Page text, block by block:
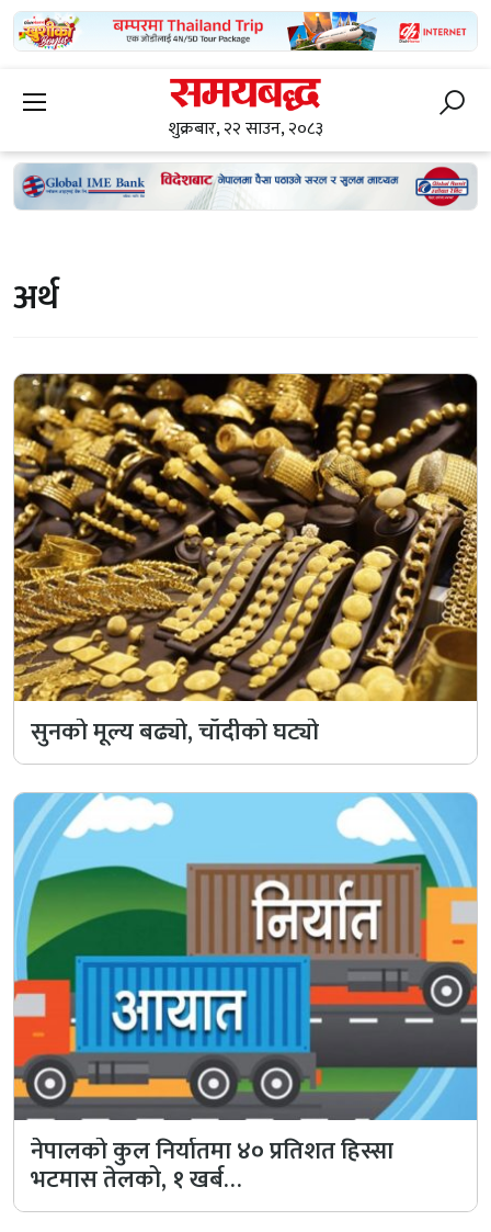
शुक्रबार, २२ साउन, २०८३
अर्थ
सुनको मूल्य बढ्यो, चाँदीको घट्यो
नेपालको कुल निर्यातमा ४० प्रतिशत हिस्सा
भटमास तेलको, १ खर्ब…